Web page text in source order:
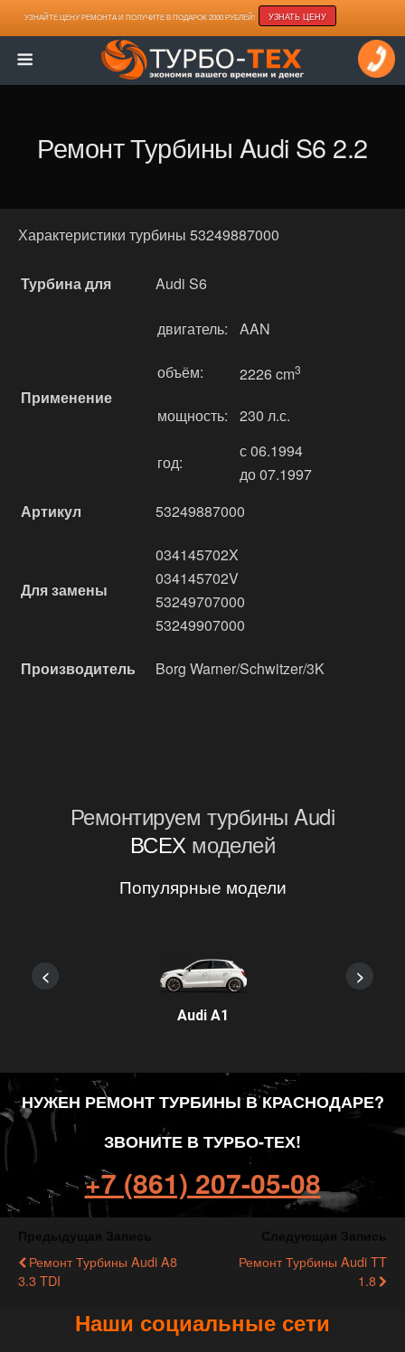
УЗНАЙТЕ ЦЕНУ РЕМОНТА И ПОЛУЧИТЕ В ПОДАРОК 2000 РУБЛЕЙ! УЗНАТЬ ЦЕНУ
Ремонт Турбины Audi S6 2.2
Характеристики турбины 53249887000
Турбина для Audi S6
Применение
двигатель: AAN
объём: 2226 cm3
мощность: 230 л.с.
год:
с 06.1994
до 07.1997
Артикул
53249887000
Для замены
034145702X
034145702V
53249707000
53249907000
Производитель Borg Warner/Schwitzer/3K
Ремонтируем турбины Audi
ВСЕХмоделей
Популярные модели
Audi A1
< >
НУЖЕН РЕМОНТ ТУРБИНЫ В КРАСНОДАРЕ?
ЗВОНИТЕ В ТУРБО-ТЕХ!
+7 (861) 207-05-08
Ремонт Турбины Audi A8
3.3 TDI
Ремонт Турбины Audi TT
1.8
Наши социальные сети